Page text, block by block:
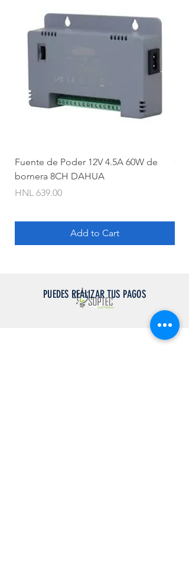
Fuente de Poder 12V 4.5A 60W de
bornera 8CH DAHUA
Price
HNL 639.00
Add to Cart
PUEDES REALIZAR TUS PAGOS